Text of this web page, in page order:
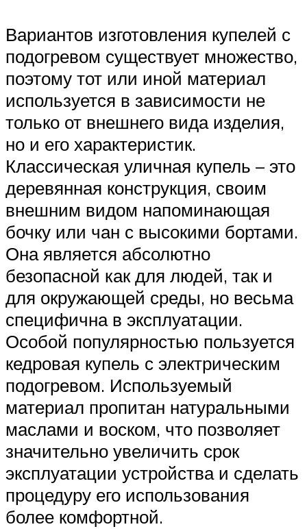
Вариантов изготовления купелей с
подогревом существует множество,
поэтому тот или иной материал
используется в зависимости не
только от внешнего вида изделия,
но и его характеристик.
Классическая уличная купель – это
деревянная конструкция, своим
внешним видом напоминающая
бочку или чан с высокими бортами.
Она является абсолютно
безопасной как для людей, так и
для окружающей среды, но весьма
специфична в эксплуатации.
Особой популярностью пользуется
кедровая купель с электрическим
подогревом. Используемый
материал пропитан натуральными
маслами и воском, что позволяет
значительно увеличить срок
эксплуатации устройства и сделать
процедуру его использования
более комфортной.